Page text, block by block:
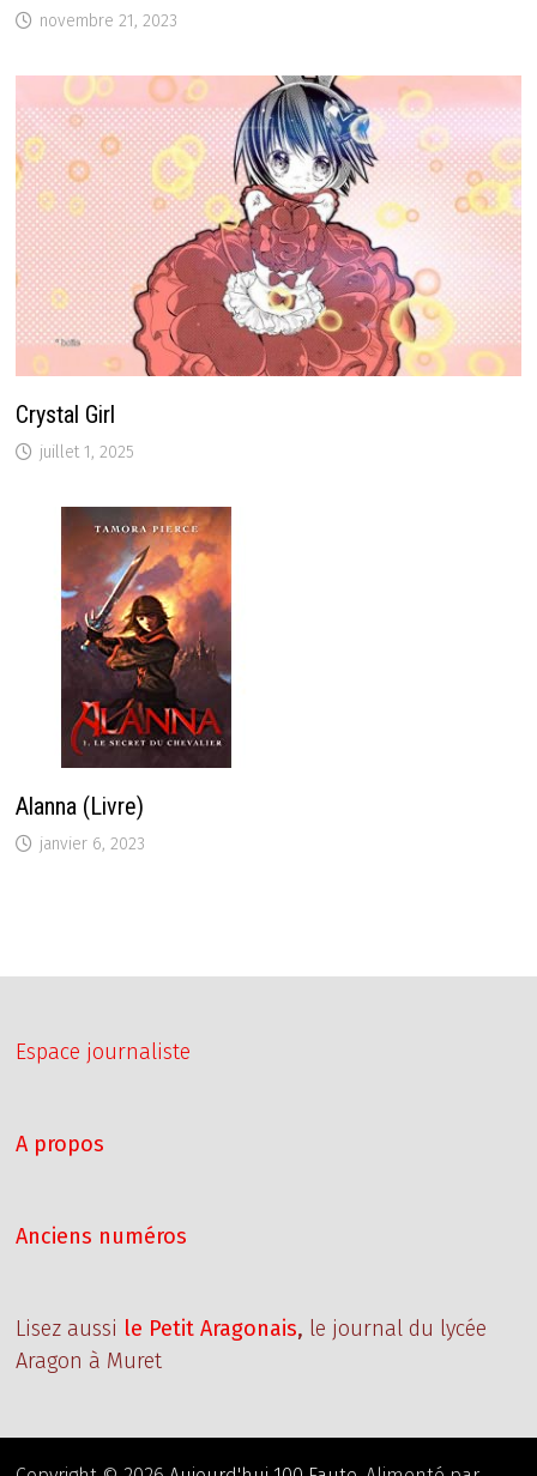
novembre 21, 2023
Crystal Girl
juillet 1, 2025
Alanna (Livre)
janvier 6, 2023
Espace journaliste
A propos
Anciens numéros
Lisez aussi le Petit Aragonais, le journal du lycée
Aragon à Muret